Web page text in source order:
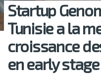
Startup
Tunisie a la
croissance
en early stage